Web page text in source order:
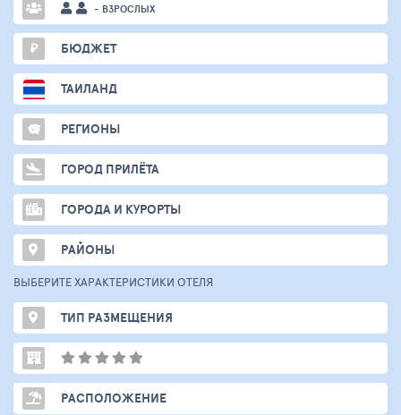
- ВЗРОСЛЫХ
₽ БЮДЖЕТ
ТАИЛАНД
РЕГИОНЫ
ГОРОД ПРИЛЁТА
ГОРОДА И КУРОРТЫ
РАЙОНЫ
ВЫБЕРИТЕ ХАРАКТЕРИСТИКИ ОТЕЛЯ
ТИП РАЗМЕЩЕНИЯ
РАСПОЛОЖЕНИЕ